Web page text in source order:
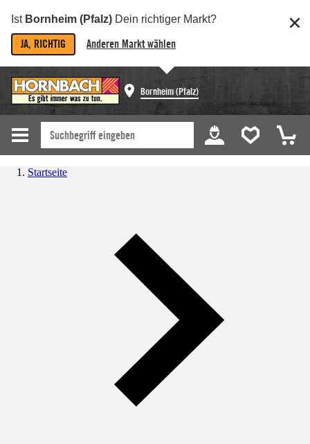
Ist Bornheim (Pfalz) Dein richtiger Markt?
JA, RICHTIG Anderen Markt wählen
Bornheim (Pfalz)
Startseite